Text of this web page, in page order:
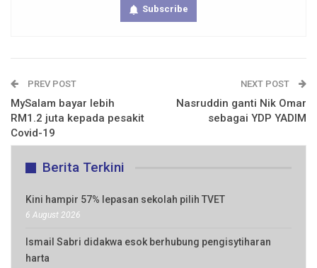
Subscribe
PREV POST
MySalam bayar lebih
RM1.2 juta kepada pesakit
Covid-19
NEXT POST
Nasruddin ganti Nik Omar
sebagai YDP YADIM
Berita Terkini
Kini hampir 57% lepasan sekolah pilih TVET
6 August 2026
Ismail Sabri didakwa esok berhubung pengisytiharan
harta